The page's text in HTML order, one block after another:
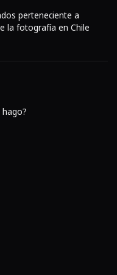
automática
en la opción de
cámaras.
brillo y alta
fotos fácilmente.
sin tener que
funciones de edición,
rojos y filtro tenue.
de Nikon
de calidad de
perteneciente a
la fotografía en Chile